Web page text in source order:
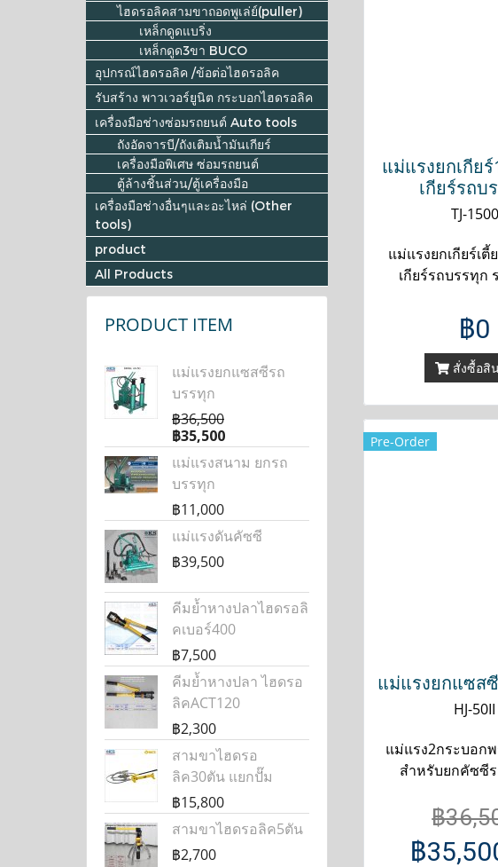
แม่แรงยกเกีย
เกียร์รถบ
TJ-1500
แม่แรงยกเกียร์เตี้
เกียร์รถบรรทุก
฿0
สั่งซื้อสิ
Pre-Order
แม่แรงยกแซส
HJ-50II
แม่แรง2กระบอก
สำหรับยกคัซซี
฿
฿
ไฮดรอลิคสามขาถอดพูเล่ย์(puller)
เหล็กดูดแบริ่ง
เหล็กดูด3ขา BUCO
อุปกรณ์ไฮดรอลิค /ข้อต่อไฮดรอลิค
รับสร้าง พาวเวอร์ยูนิต กระบอกไฮดรอลิค
เครื่องมือช่างซ่อมรถยนต์ Auto tools
ถังอัดจารบี/ถังเติมน้ำมันเกียร์
เครื่องมือพิเศษ ซ่อมรถยนต์
ตู้ล้างชิ้นส่วน/ตู้เครื่องมือ
เครื่องมือช่างอื่นๆและอะไหล่ (Other
tools)
product
All Products
PRODUCT ITEM
แม่แรงยกแซสซีรถ
บรรทุก
฿36,500
฿35,500
แม่แรงสนาม ยกรถ
บรรทุก
฿11,000
แม่แรงดันคัซซี
฿39,500
คีมย้ำหางปลาไฮดรอลิ
คเบอร์400
฿7,500
คีมย้ำหางปลา ไฮดรอ
ลิคACT120
฿2,300
สามขาไฮดรอ
ลิค30ตัน แยกปั๊ม
฿15,800
สามขาไฮดรอลิค5ตัน
฿2,700